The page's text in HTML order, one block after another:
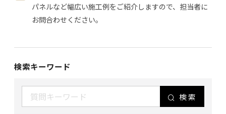
パネルなど幅広い施工例をご紹介しますので、担当者に
お問合わせください。
検索キーワード
検索